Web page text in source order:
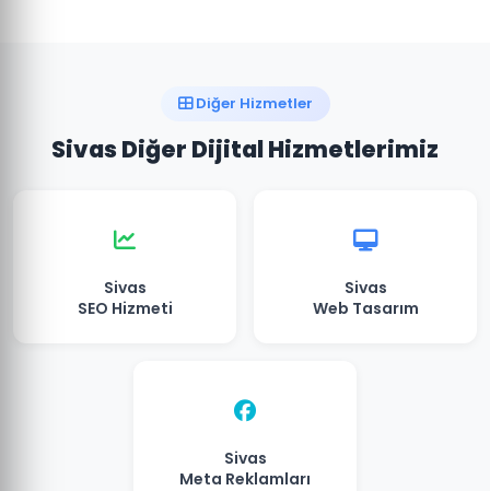
Diğer Hizmetler
Sivas Diğer Dijital Hizmetlerimiz
Sivas
SEO Hizmeti
Sivas
Web Tasarım
Sivas
Meta Reklamları